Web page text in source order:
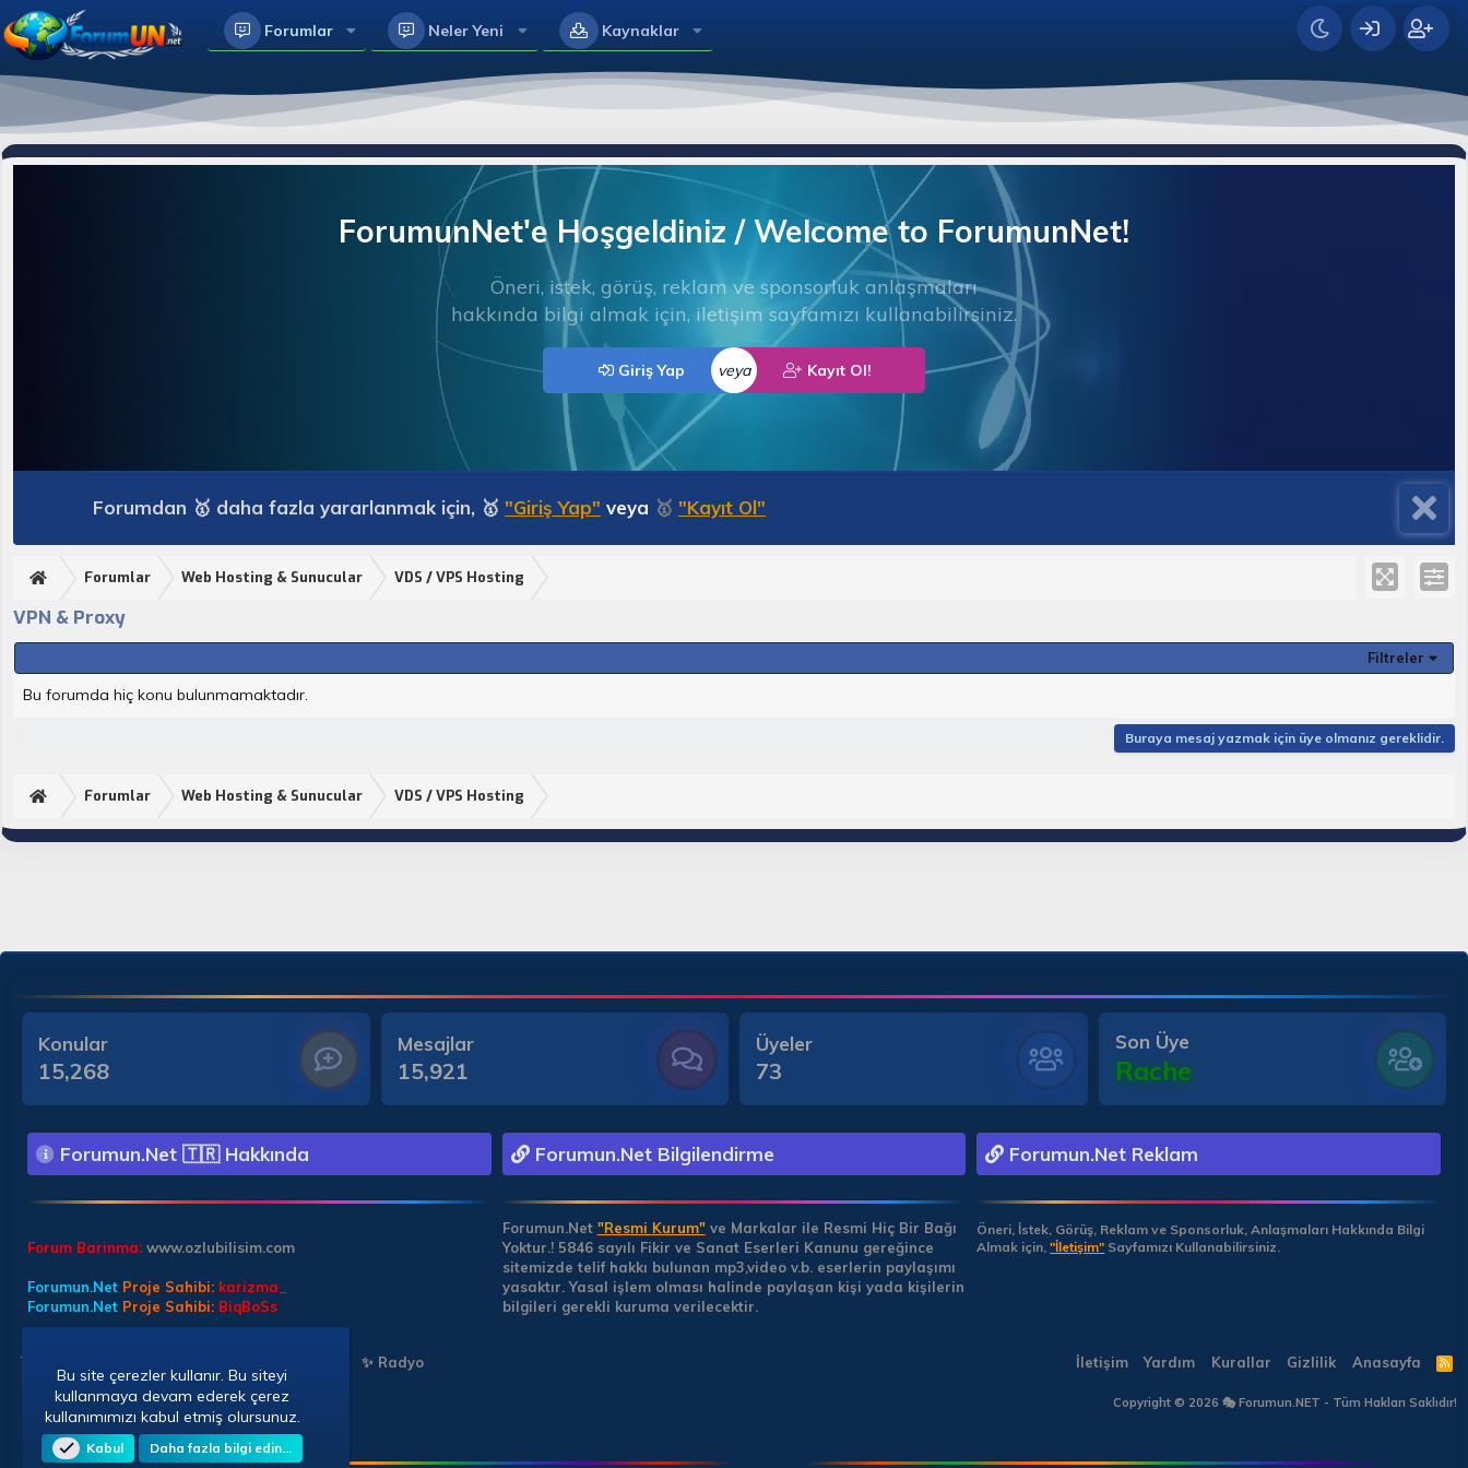
Forumlar Neler Yeni Kaynaklar
ForumunNet'e Hoşgeldiniz / Welcome to ForumunNet!
Öneri, istek, görüş, reklam ve sponsorluk anlaşmaları
hakkında bilgi almak için, iletişim sayfamızı kullanabilirsiniz.
Giriş Yap veya Kayıt Ol!
Forumdan 🥇 daha fazla yararlanmak için, 🥇 "Giriş Yap" veya 🥇 "Kayıt Ol"
Forumlar Web Hosting & Sunucular VDS / VPS Hosting
VPN & Proxy
Filtreler
Bu forumda hiç konu bulunmamaktadır.
Buraya mesaj yazmak için üye olmanız gereklidir.
Forumlar Web Hosting & Sunucular VDS / VPS Hosting
Konular
15,268
Mesajlar
15,921
Üyeler
73
Son Üye
Rache
Forumun.Net 🇹🇷 Hakkında
Forum Barinma: www.ozlubilisim.com
Forumun.Net Proje Sahibi: karizma_
Forumun.Net Proje Sahibi: BiqBoSs
Forumun.Net Bilgilendirme
Forumun.Net "Resmi Kurum"ve Markalar ile Resmi Hiç Bir Bağı
Yoktur.! 5846 sayılı Fikir ve Sanat Eserleri Kanunu gereğince
sitemizde telif hakkı bulunan mp3,video v.b. eserlerin paylaşımı
yasaktır. Yasal işlem olması halinde paylaşan kişi yada kişilerin
bilgileri gerekli kuruma verilecektir.
Forumun.Net Reklam
Öneri, İstek, Görüş, Reklam ve Sponsorluk, Anlaşmaları Hakkında Bilgi
Almak için,"İletişim" Sayfamızı Kullanabilirsiniz.
Türkçe (TR) ✨ Radyo İletişim Yardım Kurallar Gizlilik Anasayfa
R
S
Copyright © 2026 🎭 Forumun.NET - Tüm Hakları Saklıdır!
Bu site çerezler kullanır. Bu siteyi
kullanmaya devam ederek çerez
kullanımımızı kabul etmiş olursunuz.
Kabul Daha fazla bilgi edin…